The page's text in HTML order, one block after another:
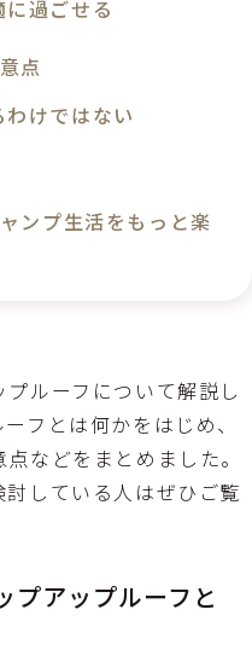
過ごせる
点
けではない
ンプ生活をもっと楽
ルーフについて解説し
フとは何かをはじめ、
などをまとめました。
している人はぜひご覧
プアップルーフと